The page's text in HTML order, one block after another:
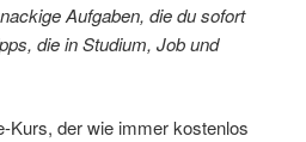
Aufgaben, die du sofort
die in Studium, Job und
Kurs, der wie immer kostenlos